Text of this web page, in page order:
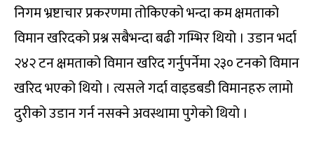
निगम भ्रष्टाचार प्रकरणमा तोकिएको भन्दा कम क्षमताको
विमान खरिदको प्रश्न सबैभन्दा बढी गम्भिर थियो । उडान भर्दा
२४२ टन क्षमताको विमान खरिद गर्नुपर्नेमा २३० टनको विमान
खरिद भएको थियो । त्यसले गर्दा वाइडबडी विमानहरु लामो
दुरीको उडान गर्न नसक्ने अवस्थामा पुगेको थियो ।